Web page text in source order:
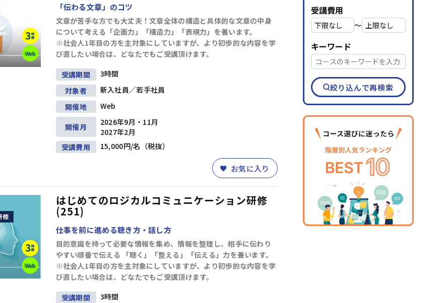
管理職・マネジャー
階層別研修 キャリアデザイン研修
ビジネススキル研修 アセスメント研修
部長・経営層
階層別研修 ビジネススキル研修
生産性向上・タイムマネジメント
プロジェクトマネジメント ビジネス文書・資料作成
ITリテラシー（PC・DX) 財務・会計
コンプライアンス・リスク管理
メンタルヘルス・ハラスメント防止
リベラルアーツ・教養
キャリアデザイン
ダイバーシティ＆インクルージョン
営業・サービス 人事・労務
「伝わる文章」のコツ
文章が苦手な方でも大丈夫！文章全体の構造と具体的な文章の中身
について考える「企画力」「構造力」「表現力」を養います。
※社会人1年目の方を主対象にしていますが、より初歩的な内容を学
び直したい場合は、どなたでもご受講頂けます。
受講期間
3時間
対象者
新入社員／若手社員
開催地
Web
開催月
2026年9月・11月
2027年2月
受講費用
15,000円/名（税抜）
お気に入り
はじめてのロジカルコミュニケーション研修
(251)
仕事を前に進める聴き方・話し方
目的意識を持って必要な情報を集め、情報を整理し、相手に伝わり
やすい順番で伝える 「聴く」「整える」「伝える」力を養います。
※社会人1年目の方を主対象にしていますが、より初歩的な内容を学
び直したい場合は、どなたでもご受講頂けます。
受講期間
3時間
受講費用
〜
キーワード
絞り込んで再検索